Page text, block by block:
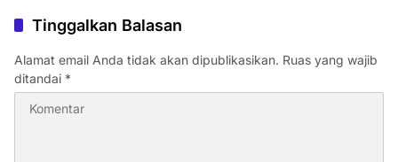
Tinggalkan Balasan
Alamat email Anda tidak akan dipublikasikan. Ruas yang wajib
ditandai *